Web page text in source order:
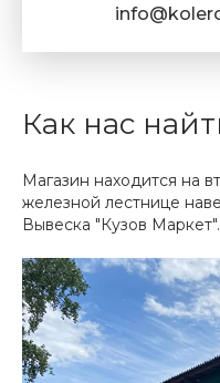
Как нас
Магазин находится на
железной лестнице
Вывеска "Кузов Маркет".